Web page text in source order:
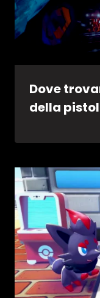
Dove
della